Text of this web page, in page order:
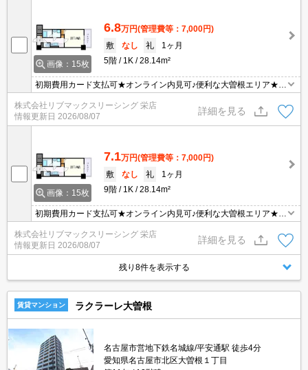
画像：15枚
6.8万円(管理費等：7,000円)
敷
なし 礼
1ヶ月
5階
1K 28.14m²
初期費用カード支払可★オンライン内見可♪便利な大曽根エリア★7
帖の1K★ネット無料です
株式会社リブマックスリーシング 栄店
情報更新日 2026/08/07
詳細を見る
画像：15枚
7.1万円(管理費等：7,000円)
敷
なし 礼
1ヶ月
9階
1K 28.14m²
初期費用カード支払可★オンライン内見可♪便利な大曽根エリア★7
帖の1K★ネット無料です
株式会社リブマックスリーシング 栄店
情報更新日 2026/08/07
詳細を見る
残り8件を表示する
賃貸マンション ラクラーレ大曽根
名古屋市営地下鉄名城線/平安通駅 徒歩4分
愛知県名古屋市北区大曽根１丁目